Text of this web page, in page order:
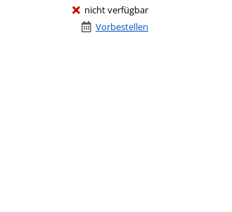
nicht verfügbar
Vorbestellen